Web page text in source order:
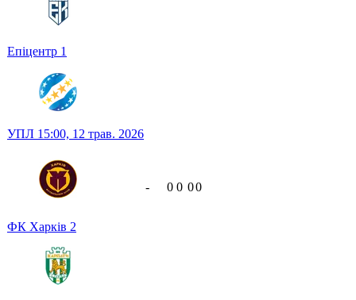
Епіцентр 1
УПЛ 15:00, 12 трав. 2026
ФК Харків 2
- 0 0 00